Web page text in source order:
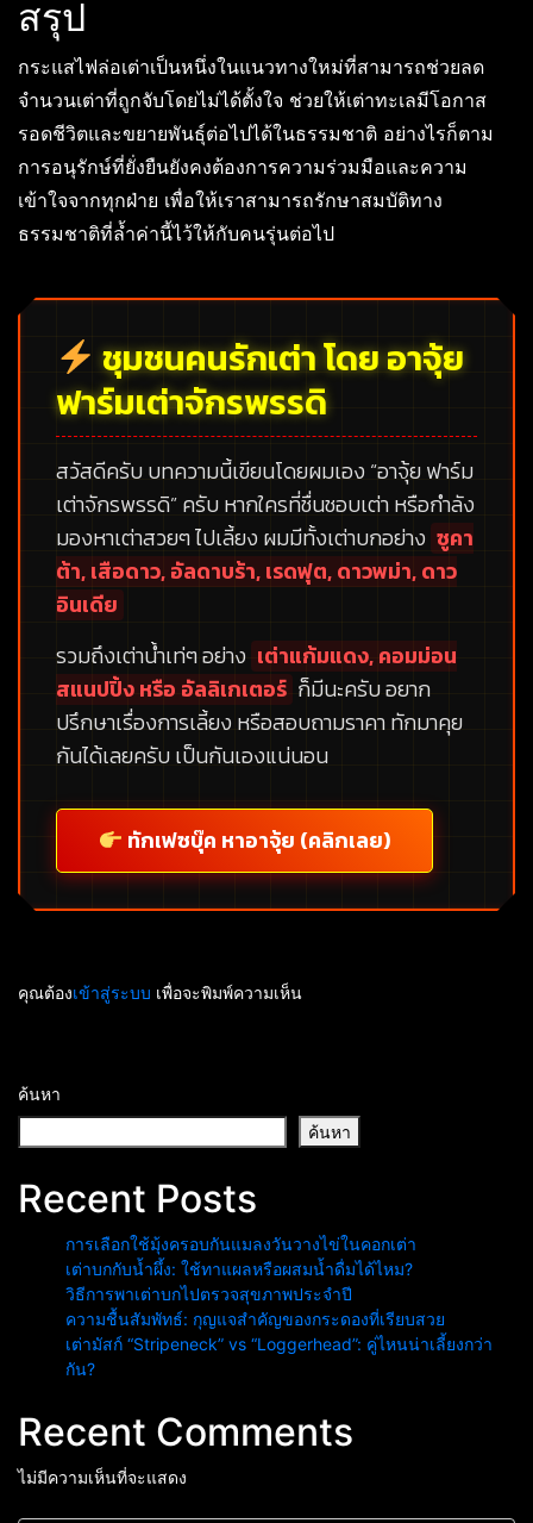
สรุป
กระแสไฟล่อเต่าเป็นหนึ่งในแนวทางใหม่ที่สามารถช่วยลด
จำนวนเต่าที่ถูกจับโดยไม่ได้ตั้งใจ ช่วยให้เต่าทะเลมีโอกาส
รอดชีวิตและขยายพันธุ์ต่อไปได้ในธรรมชาติ อย่างไรก็ตาม
การอนุรักษ์ที่ยั่งยืนยังคงต้องการความร่วมมือและความ
เข้าใจจากทุกฝ่าย เพื่อให้เราสามารถรักษาสมบัติทาง
ธรรมชาติที่ล้ำค่านี้ไว้ให้กับคนรุ่นต่อไป
ชุมชนคนรักเต่า โดย อาจุ้ย
ฟาร์มเต่าจักรพรรดิ
สวัสดีครับ บทความนี้เขียนโดยผมเอง “อาจุ้ย ฟาร์ม
เต่าจักรพรรดิ”ครับ หากใครที่ชื่นชอบเต่า หรือกำลัง
มองหาเต่าสวยๆ ไปเลี้ยง ผมมีทั้งเต่าบกอย่าง ซูคา
ต้า, เสือดาว, อัลดาบร้า, เรดฟุต, ดาวพม่า, ดาว
อินเดีย
รวมถึงเต่าน้ำเท่ๆ อย่าง เต่าแก้มแดง, คอมม่อน
สแนปปิ้ง หรือ อัลลิเกเตอร์ ก็มีนะครับ อยาก
ปรึกษาเรื่องการเลี้ยง หรือสอบถามราคา ทักมาคุย
กันได้เลยครับ เป็นกันเองแน่นอน
ทักเฟซบุ๊ค หาอาจุ้ย (คลิกเลย)
คุณต้องเข้าสู่ระบบ เพื่อจะพิมพ์ความเห็น
ค้นหา
ค้นหา
Recent Posts
การเลือกใช้มุ้งครอบกันแมลงวันวางไข่ในคอกเต่า
เต่าบกกับน้ำผึ้ง: ใช้ทาแผลหรือผสมน้ำดื่มได้ไหม?
วิธีการพาเต่าบกไปตรวจสุขภาพประจำปี
ความชื้นสัมพัทธ์: กุญแจสำคัญของกระดองที่เรียบสวย
เต่ามัสก์ “Stripeneck” vs “Loggerhead”: คู่ไหนน่าเลี้ยงกว่า
กัน?
Recent Comments
ไม่มีความเห็นที่จะแสดง